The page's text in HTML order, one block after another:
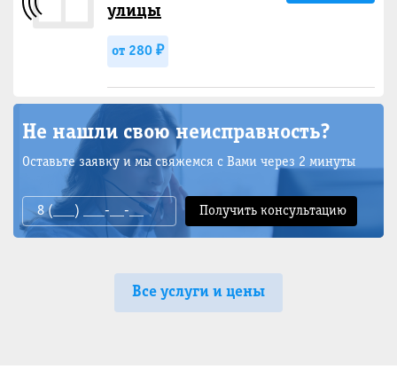
улицы
от 280 ₽
Не нашли свою неисправность?
Оставьте заявку и мы свяжемся с Вами через 2 минуты
Все услуги и цены